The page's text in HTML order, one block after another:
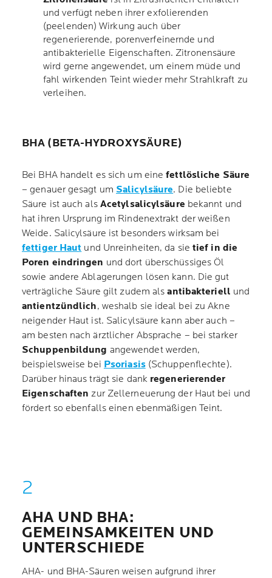
und verfügt neben ihrer exfolierenden
(peelenden) Wirkung auch über
regenerierende, porenverfeinernde und
antibakterielle Eigenschaften. Zitronensäure
wird gerne angewendet, um einem müde und
fahl wirkenden Teint wieder mehr Strahlkraft zu
verleihen.
BHA (BETA-HYDROXYSÄURE)
Bei BHA handelt es sich um einefettlösliche Säure
– genauer gesagt um Salicylsäure. Die beliebte
Säure ist auch als Acetylsalicylsäure bekannt und
hat ihren Ursprung im Rindenextrakt der weißen
Weide. Salicylsäure ist besonders wirksam bei
fettiger Haut und Unreinheiten, da sie tief in die
Poren eindringen und dort überschüssiges Öl
sowie andere Ablagerungen lösen kann. Die gut
verträgliche Säure gilt zudem alsantibakteriell und
antientzündlich, weshalb sie ideal bei zu Akne
neigender Haut ist. Salicylsäure kann aber auch –
am besten nach ärztlicher Absprache – bei starker
Schuppenbildung angewendet werden,
beispielsweise bei Psoriasis(Schuppenflechte).
Darüber hinaus trägt sie dank regenerierender
Eigenschaften zur Zellerneuerung der Haut bei und
fördert so ebenfalls einen ebenmäßigen Teint.
AHA UND BHA:
GEMEINSAMKEITEN UND
UNTERSCHIEDE
AHA- und BHA-Säuren weisen aufgrund ihrer